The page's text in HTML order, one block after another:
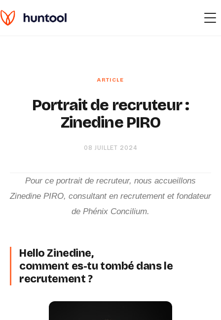
Portrait de recruteur :
Zinedine PIRO
08 JUILLET 2024
Pour ce portrait de recruteur, nous accueillons
Zinedine PIRO, consultant en recrutement et fondateur
de Phénix Concilium.
Hello Zinedine,
comment es-tu tombé dans le
recrutement ?